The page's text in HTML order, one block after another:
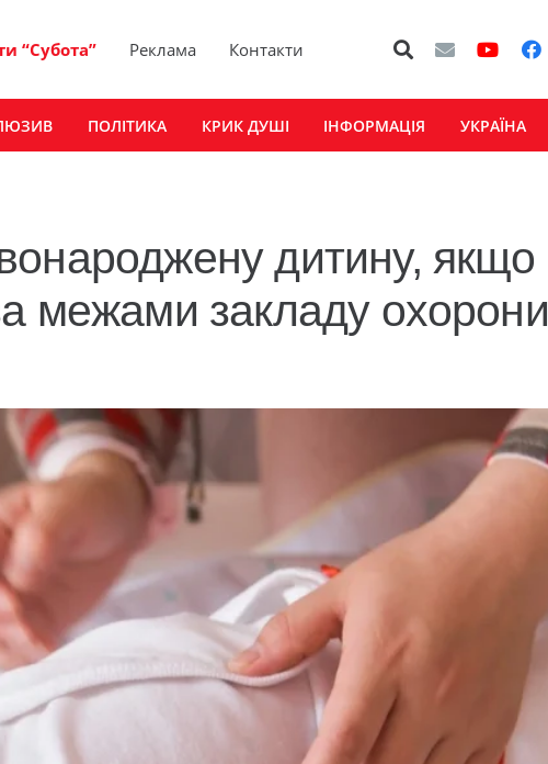
“Субота” Реклама Контакти
ПОЛІТИКА КРИК ДУШІ ІНФОРМАЦІЯ УКРАЇНА
дитину, якщо
межами закладу охорони